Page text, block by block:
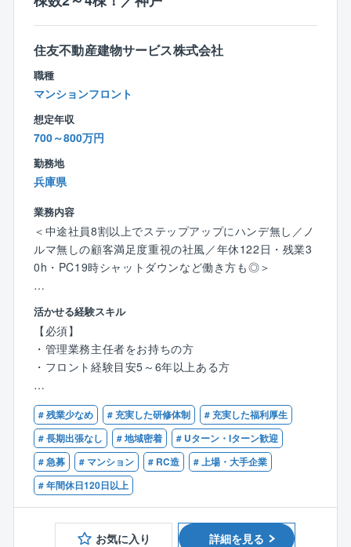
イルに合った柔軟な勤務時間帯を選択できます。
★業務システムが19時にシャットダウンするため、ほ
とんどの社員はその時間までに退社しています。
【転勤について】
ブロック制度（会社指定の十数エリアから、転勤範囲
を選べる制度）を採用。
異動が発生する場合は本人の希望や家庭事情等を事前
転居をともなう異動が発生する場合は、各種手当あ
り。
●赴任手当（単身の場合75,000円／家族帯同の場合20
0,000円）
●派遣手当（30,000円／月額）
●独身寮,社宅の用意（社宅寮費として10,000円～また
水道光熱費・駐車場・火災保険料等は自己負担）
※詳細は、会社規定による。
※事情により転勤が難しい方は、
転居を伴う異動のない「エリア職」もご相談できま
す。
住友不動産建物サービス株式会社
職種
マンションフロント
想定年収
700～800万円
勤務地
兵庫県
業務内容
＜中途社員8割以上でステップアップにハンデ無し／ノ
ルマ無しの顧客満足度重視の社風／年休122日・残業3
0h・PC19時シャットダウンなど働き方も◎＞
■本求人のポイント
１．【業界トップクラスの「介在価値」が感じられま
す】
組合代表者だけでなく「全居住者」からのお客様満
足度アンケートを実施。
一人ひとりの声に向き合うからこそ、真の課題解決
力が磨かれます。
２．【フロントとしての「高み」を目指せる環境で
す】
質の高い要望に応え続けることで、同業他社では得
す。
活かせる経験スキル
【必須】
・管理業務主任者をお持ちの方
・フロント経験目安5～6年以上ある方
【歓迎】
・宅地建物取引士、マンション管理士、マンション維
持修繕技術者などの有資格者
・マネジメント経験がある方
# 残業少なめ # 充実した研修体制
# 充実した福利厚生
# 長期出張なし
# 地域密着
# Uターン・Iターン歓迎
# 急募
# マンション # RC造
# 上場・大手企業
# 年間休日120日以上
お気に入り 詳細を見る